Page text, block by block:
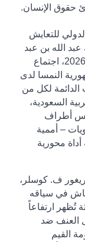
حقوق الإنسان.
للتعايش
الله بن عبد
العزيز العالمي للحوار (كايسيد)، في 28 يناير 2026، اجتماع
النمسا لدى
الدائمة لكل من
السعودية،
أطراف
– أممية
محورية
ف. كوسلر،
في سياقه
تُظهر ارتفاعاً
العنف ضد
القيم